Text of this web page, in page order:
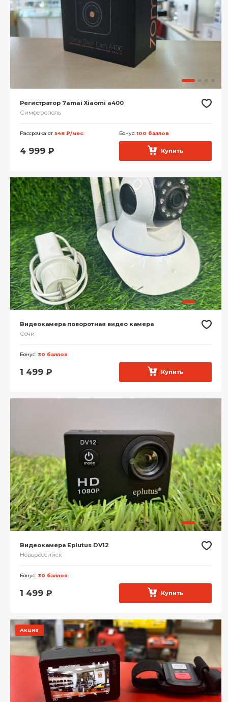
Регистратор 7amai Xiaomi a400
Симферополь
Рассрочка от 548 ₽/мес. Бонус:100 баллов
4 999 ₽ Купить
Видеокамера поворотная видео камера
Сочи
Бонус: 30 баллов
1 499 ₽ Купить
Видеокамера Eplutus DV12
Новороссийск
Бонус: 30 баллов
1 499 ₽ Купить
Акция